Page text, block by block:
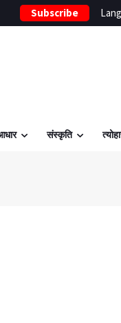
Subscribe
संस्कृति